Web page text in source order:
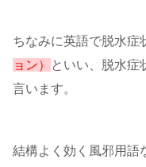
ちなみに英語で脱水症
ョン）
といい、脱水症
言います。
結構よく効く風邪用語